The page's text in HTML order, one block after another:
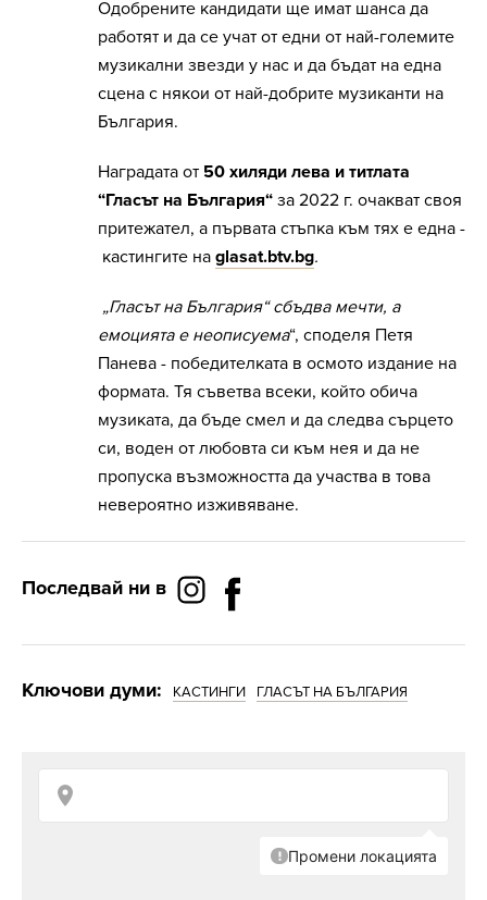
Одобрените кандидати ще имат шанса да
работят и да се учат от едни от най-големите
музикални звезди у нас и да бъдат на една
сцена с някои от най-добрите музиканти на
България.
Наградата от 50 хиляди лева и титлата
“Гласът на България“ за 2022 г. очакват своя
притежател, а първата стъпка към тях е една -
кастингите на glasat.btv.bg.
„Гласът на България“ сбъдва мечти, а
емоцията е неописуема“, споделя Петя
Панева - победителката в осмото издание на
формата. Тя съветва всеки, който обича
музиката, да бъде смел и да следва сърцето
си, воден от любовта си към нея и да не
пропуска възможността да участва в това
невероятно изживяване.
Последвай ни в
Ключови думи: КАСТИНГИ ГЛАСЪТ НА БЪЛГАРИЯ